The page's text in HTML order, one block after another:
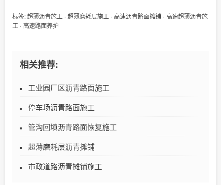
标签: 超薄沥青施工 · 超薄磨耗层施工 · 高速沥青路面摊铺 · 高速超薄沥青施
工 · 高速路面养护
相关推荐:
工业园厂区沥青路面施工
停车场沥青路面施工
管沟回填沥青路面恢复施工
超薄磨耗层沥青摊铺
市政道路沥青摊铺施工